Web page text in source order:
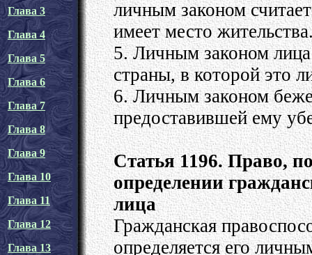
Глава 3
Глава 4
Глава 5
Глава 6
Глава 7
Глава 8
Глава 9
Глава 10
Глава 11
Глава 12
Глава 13
личным законом
имеет место
5. Личным законом лица
страны, в которой это
6. Личным законом
предоставившей ему
Статья 1196. Право,
определении
лица
Гражданская
определяется его